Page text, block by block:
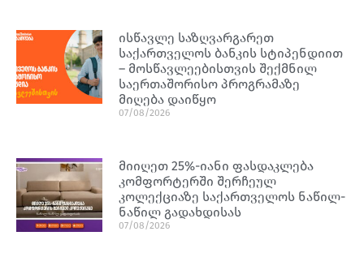
ისწავლე საზღვარგარეთ
საქართველოს ბანკის სტიპენდიით
– მოსწავლეებისთვის შექმნილ
საერთაშორისო პროგრამაზე
მიღება დაიწყო
07/08/2026
მიიღეთ 25%-იანი ფასდაკლება
კომფორტერში შერჩეულ
კოლექციაზე საქართველოს ნაწილ-
ნაწილ გადახდისას
07/08/2026